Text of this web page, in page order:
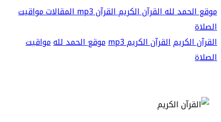
موقع الحمد للهالقرآن الكريمالقرآن mp3 المقالاتمواقيت
الصلاة
القرآن الكريمالقرآن الكريم mp3 موقع الحمد للهمواقيت
الصلاة